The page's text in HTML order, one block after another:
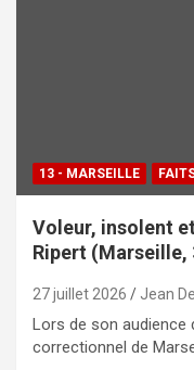
13 - MARSEILLE
Voleur, insolent
Ripert (Marseille,
27 juillet 2026 Jean
Lors de son audience
correctionnel de